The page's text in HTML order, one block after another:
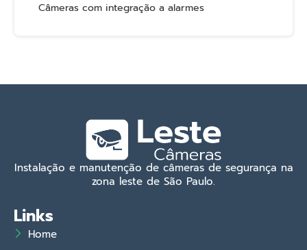
Câmeras com integração a alarmes
Instalação e manutenção de câmeras de segurança na
zona leste de São Paulo.
Links
Home